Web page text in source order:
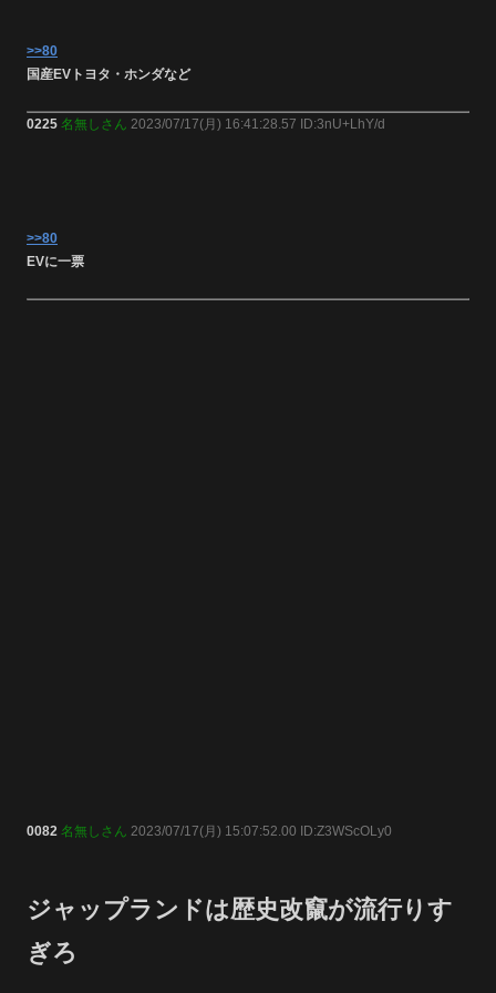
>>80
国産EVトヨタ・ホンダなど
0225 名無しさん 2023/07/17(月) 16:41:28.57 ID:3nU+LhY/d
>>80
EVに一票
0082 名無しさん 2023/07/17(月) 15:07:52.00 ID:Z3WScOLy0
ジャップランドは歴史改竄が流行りす
ぎろ